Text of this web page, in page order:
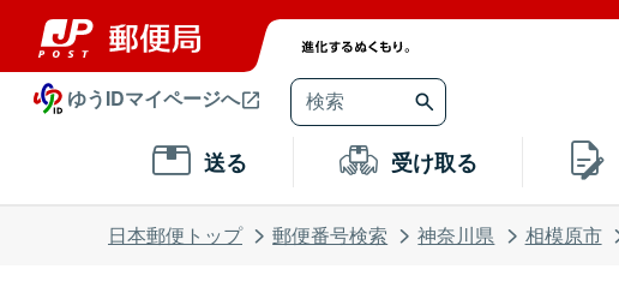
ゆうIDマイページへ
送る 受け取る
日本郵便トップ 郵便番号検索 神奈川県 相模原市